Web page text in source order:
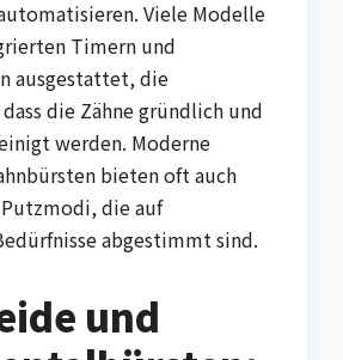
Viele Modelle
Timern und
ausgestattet, die
die Zähne gründlich und
werden. Moderne
bieten oft auch
die auf
abgestimmt sind.
und